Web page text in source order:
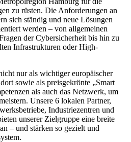
zu rüsten. Die Anforderungen an
sich ständig und neue Lösungen
werden – von allgemeinen
der Cybersicherheit bis hin zu
Infrastrukturen oder High-
nur als wichtiger europäischer
sowie als preisgekrönte „Smart
als auch das Netzwerk, um
Unsere 6 lokalen Partner,
Industriezentren und
unserer Zielgruppe eine breite
– und stärken so gezielt und